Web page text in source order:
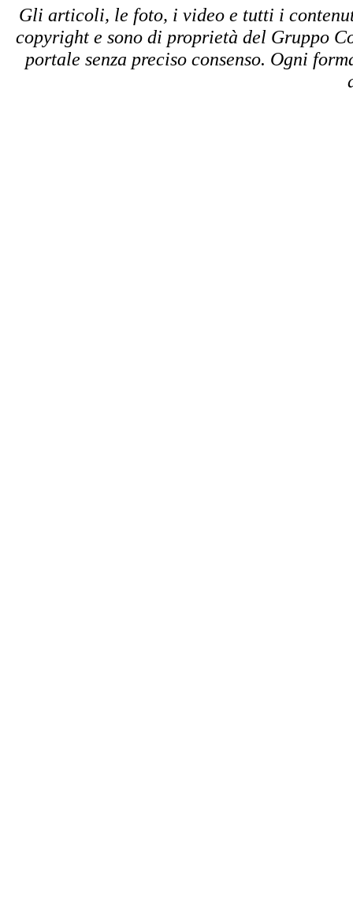
Gli articoli, le foto, i video e tutti i
copyright e sono di proprietà del Gruppo
portale senza preciso consenso. Ogni